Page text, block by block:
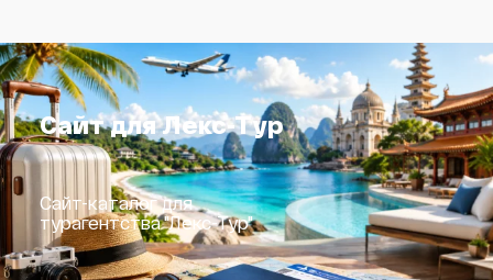
Сайт для Лекс-Тур
Сайт-каталог для
турагентства "Лекс-Тур"